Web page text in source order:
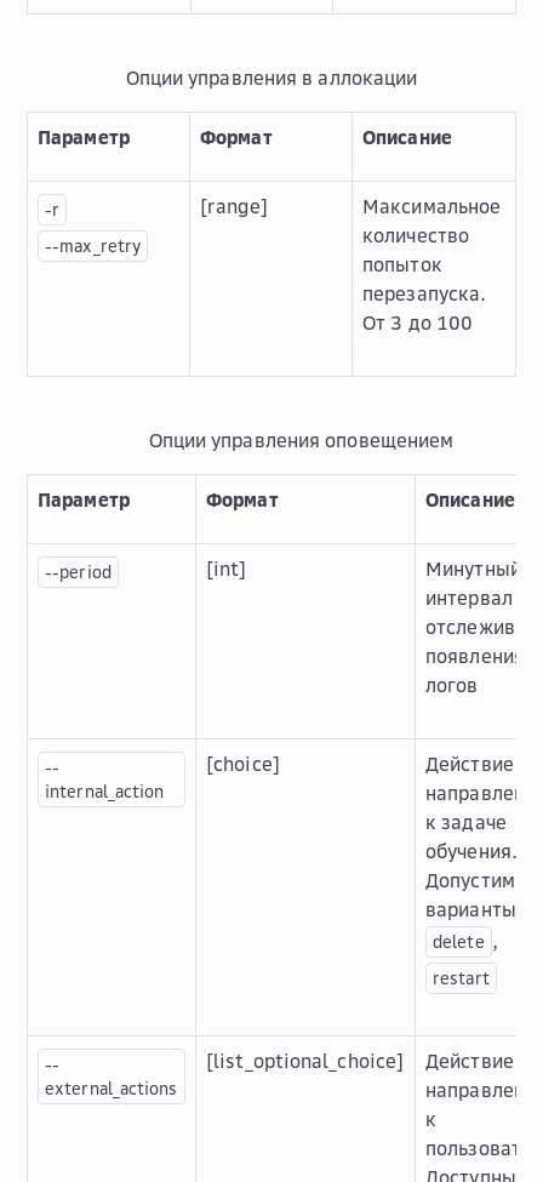
Опции управления в аллокации
Параметр Формат Описание
-r
--max_retry
[range]
Максимальное
количество
попыток
перезапуска.
От 3 до 100
Опции управления оповещением
Параметр Формат Описание
--period [int]
Минутный
интервал
появления
логов
--
internal_action
[choice]
Действие
к задаче
обучения.
Допустимые
варианты:
delete ,
restart
--
external_actions
[list_optional_choice]
Действие
к
Доступные